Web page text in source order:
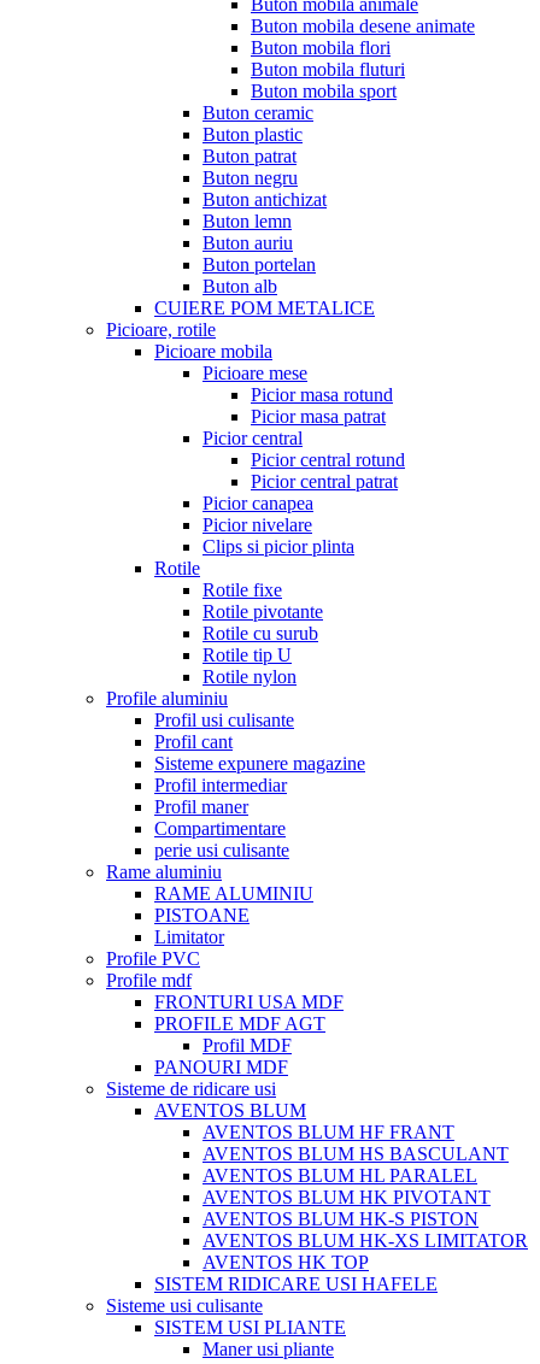
Buton mobila animale
Buton mobila desene animate
Buton mobila flori
Buton mobila fluturi
Buton mobila sport
Buton ceramic
Buton plastic
Buton patrat
Buton negru
Buton antichizat
Buton lemn
Buton auriu
Buton portelan
Buton alb
CUIERE POM METALICE
Picioare, rotile
Picioare mobila
Picioare mese
Picior masa rotund
Picior masa patrat
Picior central
Picior central rotund
Picior central patrat
Picior canapea
Picior nivelare
Clips si picior plinta
Rotile
Rotile fixe
Rotile pivotante
Rotile cu surub
Rotile tip U
Rotile nylon
Profile aluminiu
Profil usi culisante
Profil cant
Sisteme expunere magazine
Profil intermediar
Profil maner
Compartimentare
perie usi culisante
Rame aluminiu
RAME ALUMINIU
PISTOANE
Limitator
Profile PVC
Profile mdf
FRONTURI USA MDF
PROFILE MDF AGT
Profil MDF
PANOURI MDF
Sisteme de ridicare usi
AVENTOS BLUM
AVENTOS BLUM HF FRANT
AVENTOS BLUM HS BASCULANT
AVENTOS BLUM HL PARALEL
AVENTOS BLUM HK PIVOTANT
AVENTOS BLUM HK-S PISTON
AVENTOS BLUM HK-XS LIMITATOR
AVENTOS HK TOP
SISTEM RIDICARE USI HAFELE
Sisteme usi culisante
SISTEM USI PLIANTE
Maner usi pliante